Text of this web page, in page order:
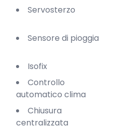
Servosterzo
Sensore di pioggia
Isofix
Controllo
automatico clima
Chiusura
centralizzata